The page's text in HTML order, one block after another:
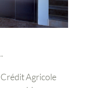
Crédit Agricole